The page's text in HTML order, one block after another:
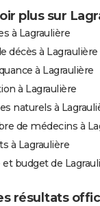
plus sur
à Lagraulière
décès à Lagraulière
à Lagraulière
à Lagraulière
naturels à
de médecins à
à Lagraulière
budget de
résultats